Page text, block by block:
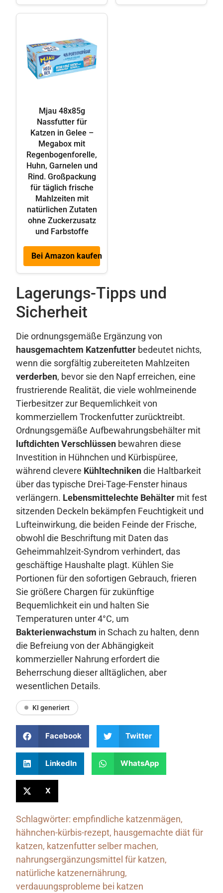
Mjau 48x85g
Nassfutter für
Katzen in Gelee –
Megabox mit
Regenbogenforelle,
Huhn, Garnelen und
Rind. Großpackung
für täglich frische
Mahlzeiten mit
natürlichen Zutaten
ohne Zuckerzusatz
und Farbstoffe
Bei Amazon kaufen
Lagerungs-Tipps und
Sicherheit
Die ordnungsgemäße Ergänzung von
hausgemachtem Katzenfutter bedeutet nichts,
wenn die sorgfältig zubereiteten Mahlzeiten
verderben, bevor sie den Napf erreichen, eine
frustrierende Realität, die viele wohlmeinende
Tierbesitzer zur Bequemlichkeit von
kommerziellem Trockenfutter zurücktreibt.
Ordnungsgemäße Aufbewahrungsbehälter mit
luftdichten Verschlüssen bewahren diese
Investition in Hühnchen und Kürbispüree,
während clevere Kühltechnikendie Haltbarkeit
über das typische Drei-Tage-Fenster hinaus
verlängern. Lebensmittelechte Behälter mit fest
sitzenden Deckeln bekämpfen Feuchtigkeit und
Lufteinwirkung, die beiden Feinde der Frische,
obwohl die Beschriftung mit Daten das
Geheimmahlzeit-Syndrom verhindert, das
geschäftige Haushalte plagt. Kühlen Sie
Portionen für den sofortigen Gebrauch, frieren
Sie größere Chargen für zukünftige
Bequemlichkeit ein und halten Sie
Temperaturen unter 4°C, um
Bakterienwachstum in Schach zu halten, denn
die Befreiung von der Abhängigkeit
kommerzieller Nahrung erfordert die
Beherrschung dieser alltäglichen, aber
wesentlichen Details.
KI generiert
Facebook Twitter
LinkedIn WhatsApp
X
Schlagwörter: empfindliche katzenmägen,
hähnchen-kürbis-rezept, hausgemachte diät für
katzen, katzenfutter selber machen,
nahrungsergänzungsmittel für katzen,
natürliche katzenernährung,
verdauungsprobleme bei katzen